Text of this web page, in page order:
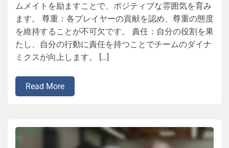
ムメイトを励ますことで、ポジティブな雰囲気を育み
ます。 尊重：各プレイヤーの貢献を認め、尊重の態度
を維持することが不可欠です。 責任：自分の役割を果
たし、自分の行動に責任を持つことでチームのダイナ
ミクスが向上します。 […]
Read More